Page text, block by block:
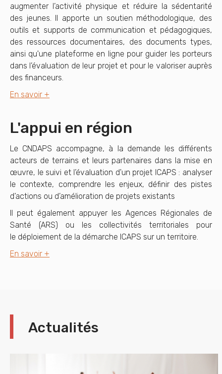
augmenter l’activité physique et réduire la sédentarité
des jeunes. Il apporte un soutien méthodologique, des
outils et supports de communication et pédagogiques,
des ressources documentaires, des documents types,
ainsi qu'une plateforme en ligne pour guider les porteurs
dans l’évaluation de leur projet et pour le valoriser auprès
des financeurs.
En savoir +
L'appui en région
Le CNDAPS accompagne, à la demande les différents
acteurs de terrains et leurs partenaires dans la mise en
œuvre, le suivi et l’évaluation d'un projet ICAPS : analyser
le contexte, comprendre les enjeux, définir des pistes
d’actions ou d’amélioration de projets existants
Il peut également appuyer les Agences Régionales de
Santé (ARS) ou les collectivités territoriales pour
le déploiement de la démarche ICAPS sur un territoire.
En savoir +
Actualités